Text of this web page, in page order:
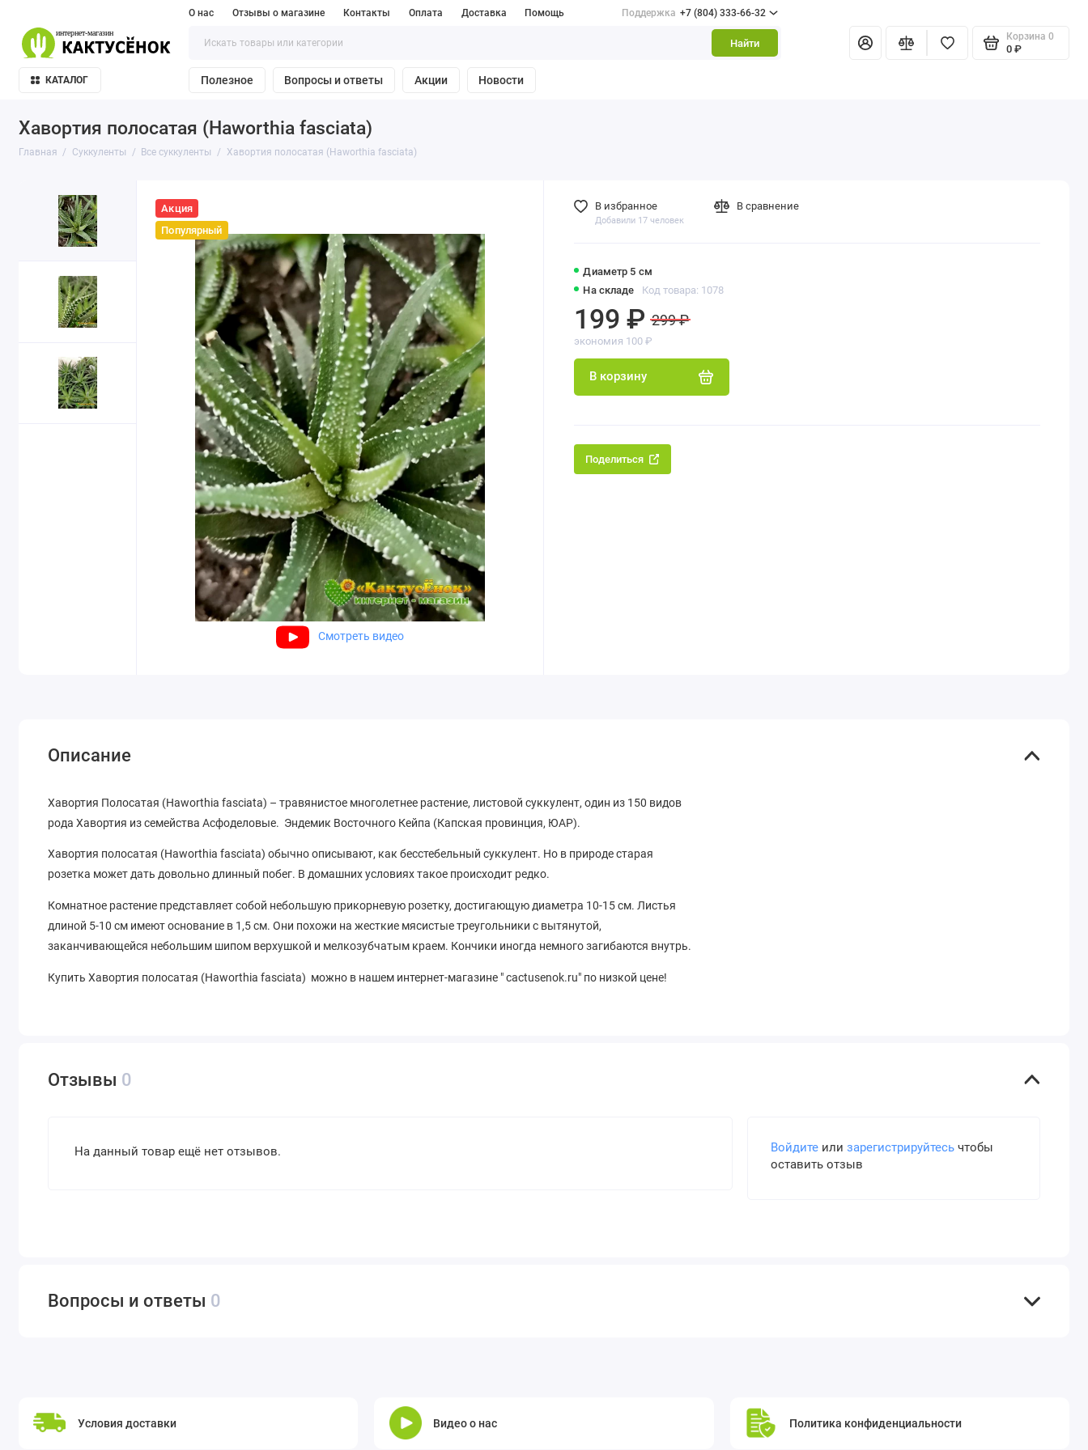
О нас Отзывы о магазине Контакты Оплата Доставка Помощь Поддержка +7 (804) 333-66-32
Найти
Корзина 0
0 ₽
КАТАЛОГ Полезное Вопросы и ответы Акции Новости
Хавортия полосатая (Haworthia fasciata)
Главная Суккуленты Все суккуленты Хавортия полосатая (Haworthia fasciata)
Акция
Популярный
Смотреть видео
Диаметр 5 см
На складе
Код товара: 1078
199 ₽ 299 ₽
экономия 100 ₽
В корзину
В избранное
Добавили 17 человек
В сравнение
Поделиться
Описание
Хавортия Полосатая (Haworthia fasciata) – травянистое многолетнее растение, листовой суккулент, один из 150 видов
рода Хавортия из семейства Асфоделовые. Эндемик Восточного Кейпа (Капская провинция, ЮАР).
Хавортия полосатая (Haworthia fasciata) обычно описывают, как бесстебельный суккулент. Но в природе старая
розетка может дать довольно длинный побег. В домашних условиях такое происходит редко.
Комнатное растение представляет собой небольшую прикорневую розетку, достигающую диаметра 10-15 см. Листья
длиной 5-10 см имеют основание в 1,5 см. Они похожи на жесткие мясистые треугольники с вытянутой,
заканчивающейся небольшим шипом верхушкой и мелкозубчатым краем. Кончики иногда немного загибаются внутрь.
Купить Хавортия полосатая (Haworthia fasciata) можно в нашем интернет-магазине " cactusenok.ru" по низкой цене!
Отзывы 0
На данный товар ещё нет отзывов. Войдитеили зарегистрируйтесьчтобы
оставить отзыв
Вопросы и ответы 0
Условия доставки Видео о нас Политика конфиденциальности